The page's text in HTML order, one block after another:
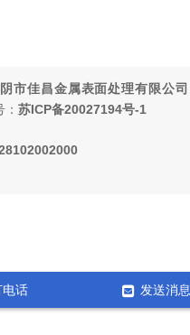
市佳昌金属表面处理有限公司
苏ICP备20027194号-1
电话 发送消息